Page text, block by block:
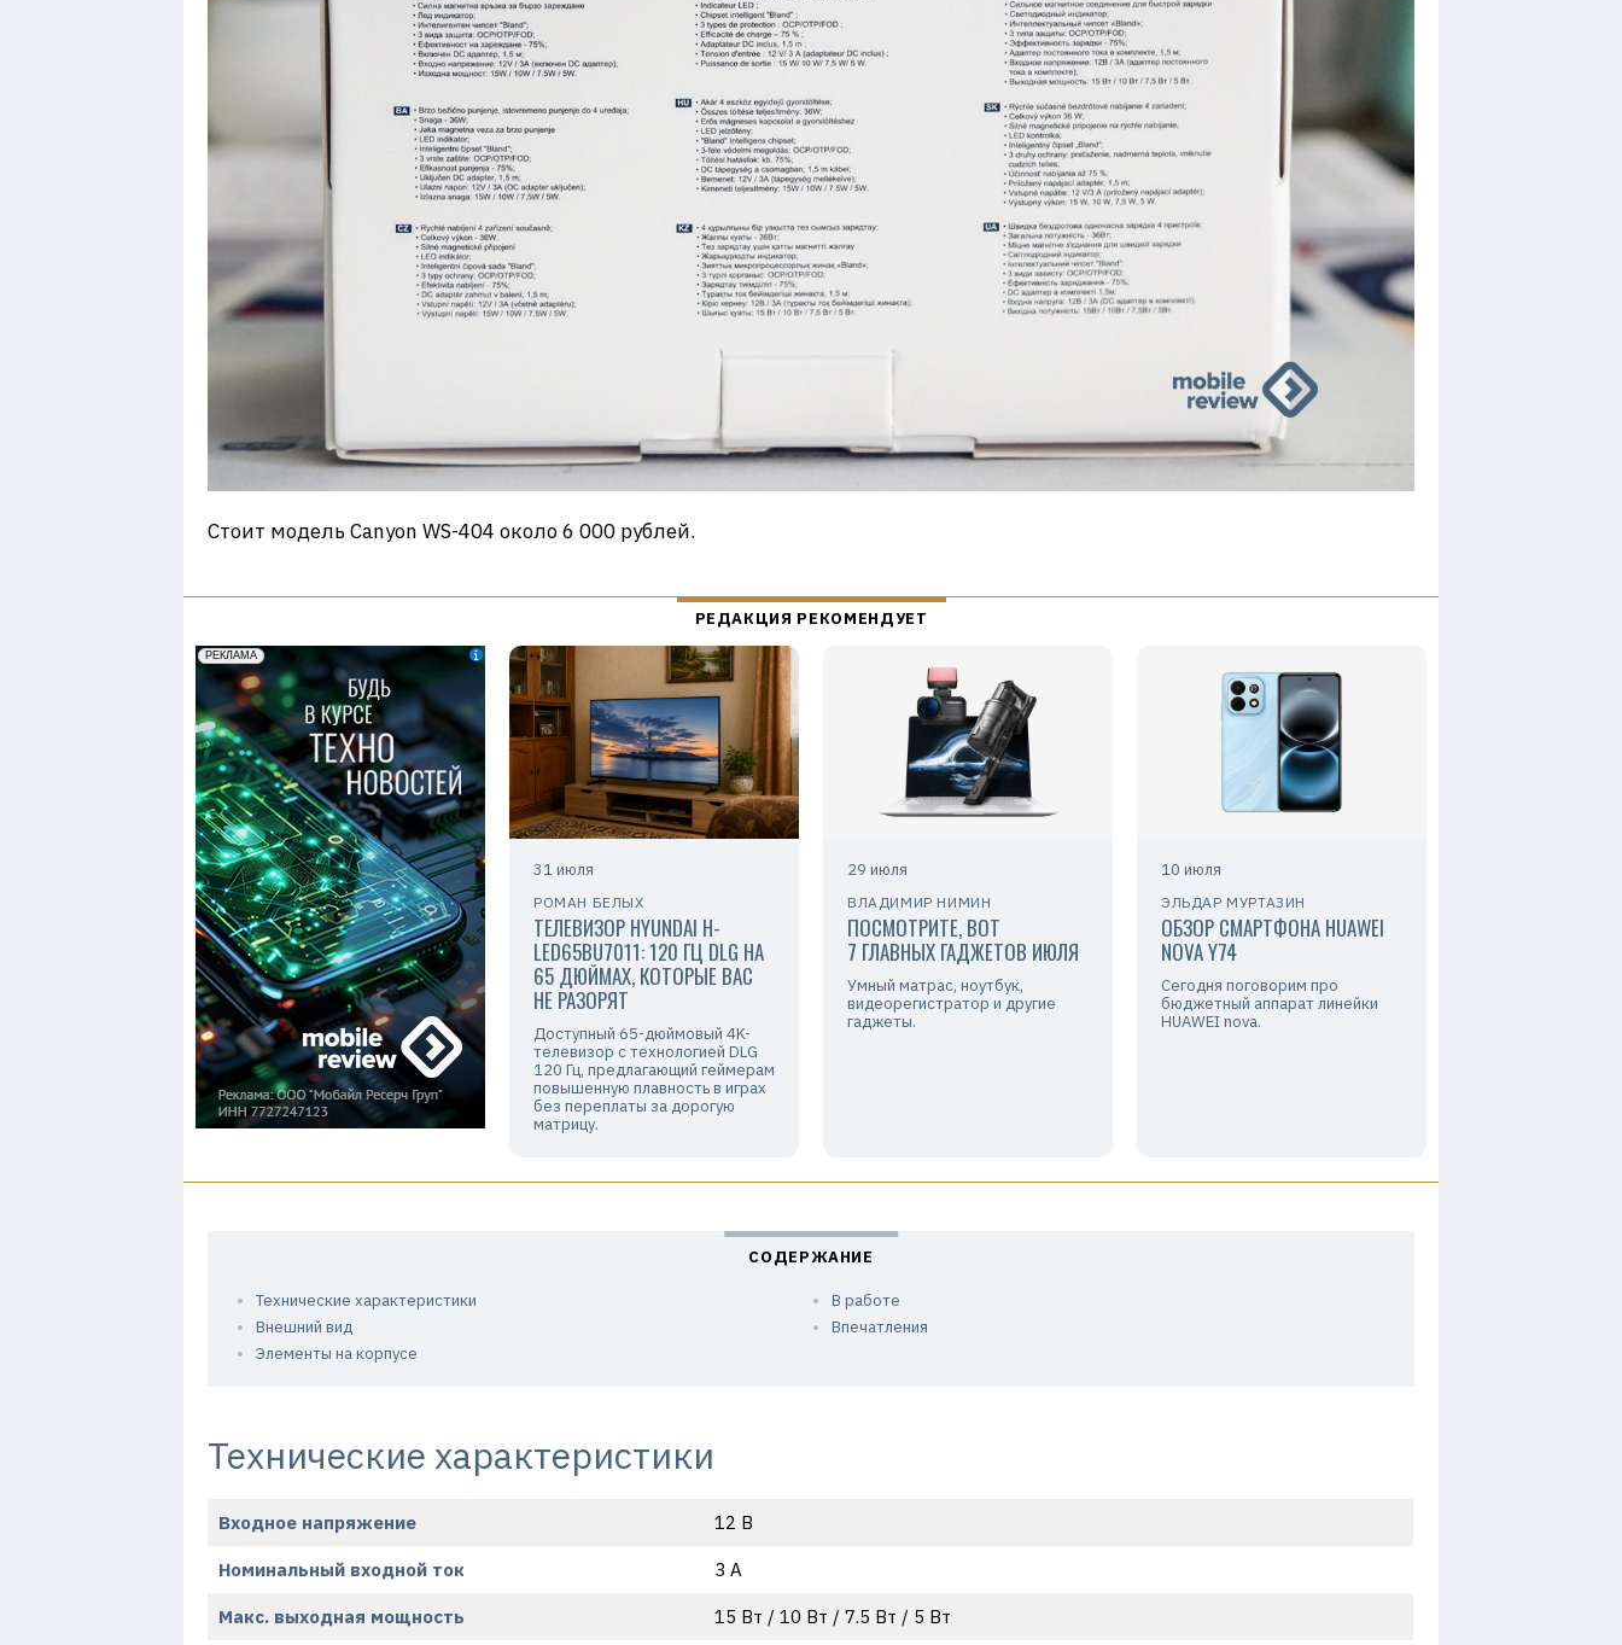
Стоит модель Canyon WS-404 около 6 000 рублей.
31 июля
РОМАН БЕЛЫХ
ТЕЛЕВИЗОР HYUNDAI H-
LED65BU7011: 120 ГЦ DLG НА
65 ДЮЙМАХ, КОТОРЫЕ ВАС
НЕ РАЗОРЯТ
Доступный 65-дюймовый 4K-
телевизор с технологией DLG
120 Гц, предлагающий геймерам
повышенную плавность в играх
без переплаты за дорогую
матрицу.
29 июля
ВЛАДИМИР НИМИН
ПОСМОТРИТЕ, ВОТ
7 ГЛАВНЫХ ГАДЖЕТОВ ИЮЛЯ
Умный матрас, ноутбук,
видеорегистратор и другие
гаджеты.
10 июля
ЭЛЬДАР МУРТАЗИН
ОБЗОР СМАРТФОНА HUAWEI
NOVA Y74
Сегодня поговорим про
бюджетный аппарат линейки
HUAWEI nova.
Технические характеристики
Внешний вид
Элементы на корпусе
В работе
Впечатления
Технические характеристики
Входное напряжение 12 В
Номинальный входной ток 3 А
Макс. выходная мощность 15 Вт / 10 Вт / 7.5 Вт / 5 Вт